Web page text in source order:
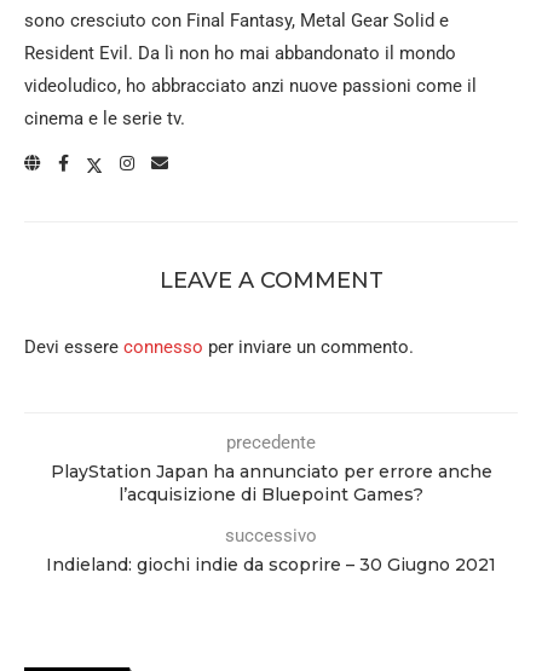
sono cresciuto con Final Fantasy, Metal Gear Solid e
Resident Evil. Da lì non ho mai abbandonato il mondo
videoludico, ho abbracciato anzi nuove passioni come il
cinema e le serie tv.
LEAVE A COMMENT
Devi essere connesso per inviare un commento.
precedente
PlayStation Japan ha annunciato per errore anche
l’acquisizione di Bluepoint Games?
successivo
Indieland: giochi indie da scoprire – 30 Giugno 2021